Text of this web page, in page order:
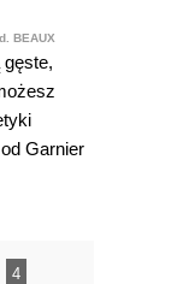
BEAUX
Garnier
4